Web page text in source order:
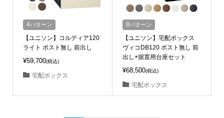
4パターン
【ユニソン】コルディア120
ライト ポスト無し 前出し
¥59,700(税込)
宅配ボックス
8パターン
【ユニソン】宅配ボックス
ヴィコDB120 ポスト無し 前
出し+据置用台座セット
¥68,500(税込)
宅配ボックス